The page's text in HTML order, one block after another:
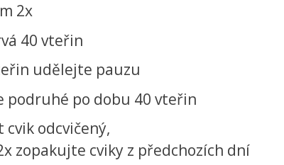
2x
40 vteřin
udělejte pauzu
podruhé po dobu 40 vteřin
odcvičený,
zopakujte cviky z předchozích dní